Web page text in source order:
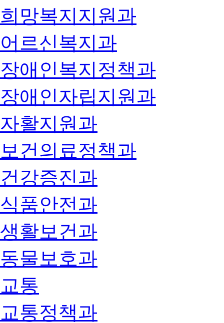
희망복지지원과
어르신복지과
장애인복지정책과
장애인자립지원과
자활지원과
보건의료정책과
건강증진과
식품안전과
생활보건과
동물보호과
교통
교통정책과